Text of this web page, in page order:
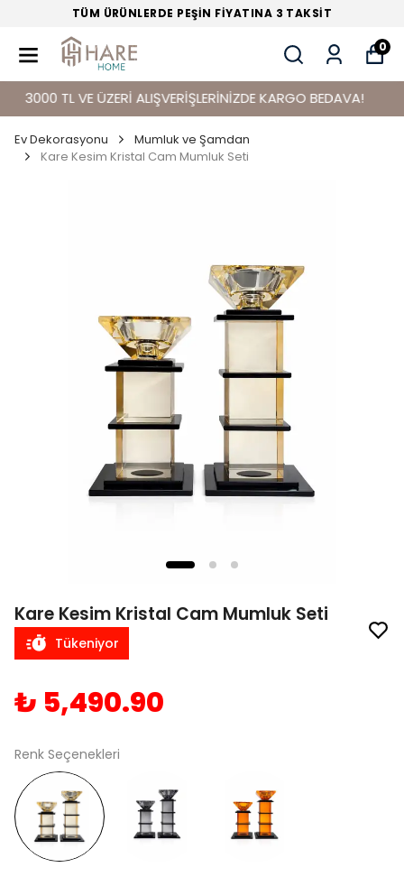
TÜM ÜRÜNLERDE PEŞİN FİYATINA 3 TAKSİT
0
TL VE ÜZERİ ALIŞVERİŞLERİNİZDE KARGO BEDAVA!
Ev Dekorasyonu
Mumluk ve Şamdan
Kare Kesim Kristal Cam Mumluk Seti
Kare Kesim Kristal Cam Mumluk Seti
Tükeniyor
₺ 5,490.90
Renk Seçenekleri